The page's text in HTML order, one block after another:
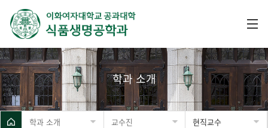
학과 소개
학과 소개 교수진 현직교수